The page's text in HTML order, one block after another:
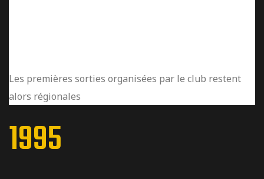
Les premières sorties organisées par le club restent
alors régionales
1995